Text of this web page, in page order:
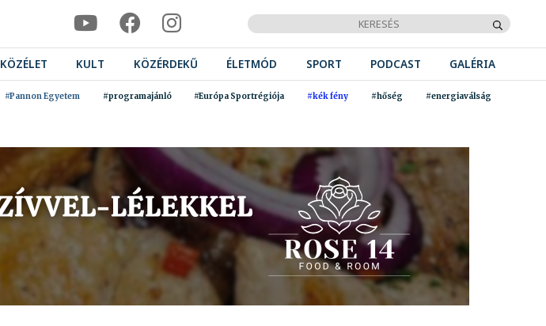
KÖZÉLET KULT KÖZÉRDEKŰ ÉLETMÓD SPORT PODCAST GALÉRIA
#Pannon Egyetem #programajánló #Európa Sportrégiója #kék fény #hőség #energiaválság